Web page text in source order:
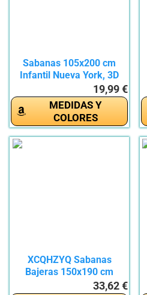
Sabanas 105x200 cm
Infantil Nueva York, 3D
19,99 €
MEDIDAS Y
COLORES
XCQHZYQ Sabanas
Bajeras 150x190 cm
Ajustables...33,62 €